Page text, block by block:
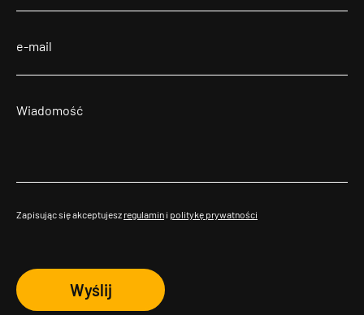
Zapisując się akceptujesz regulamin i politykę prywatności
Wyślij